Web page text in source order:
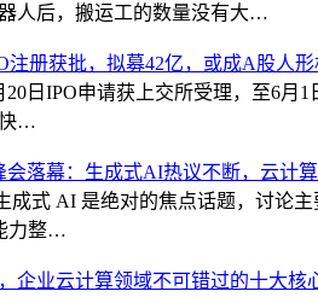
人后，搬运工的数量没有大…
注册获批，拟募42亿，或成A股人
日IPO申请获上交所受理，至6月
快…
会落幕：生成式AI热议不断，云计
成式 AI 是绝对的焦点话题，讨论
力整…
企业云计算领域不可错过的十大核